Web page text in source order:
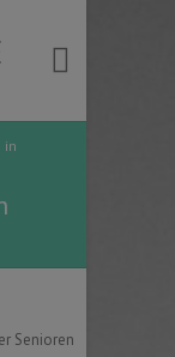
in
Senioren